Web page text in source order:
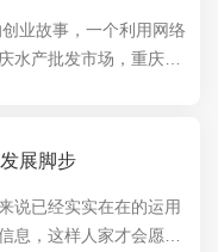
业故事，一个利用网络
水产批发市场，重庆地
人，...
展脚步
说已经实实在在的运用
息，这样人家才会愿意